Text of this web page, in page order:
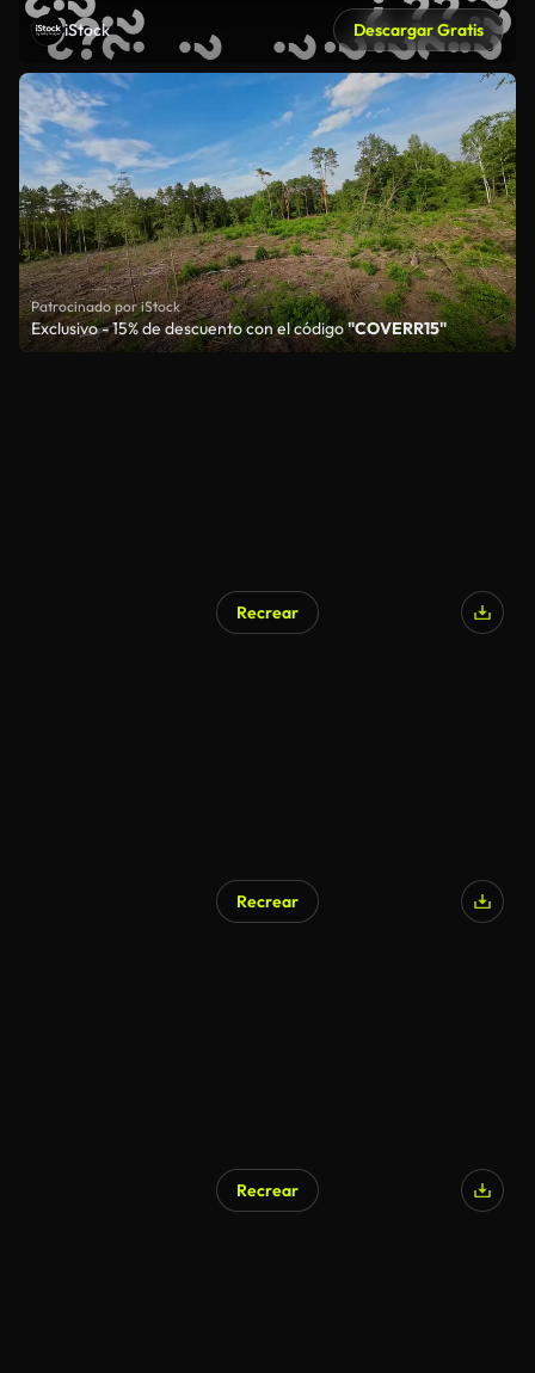
iStock Descargar Gratis
Patrocinado por iStock
Exclusivo - 15% de descuento con el código"COVERR15"
Recrear
Recrear
Recrear